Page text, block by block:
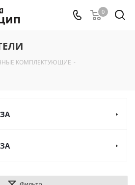
0
КОМПЛЕКТУЮЩИЕ -